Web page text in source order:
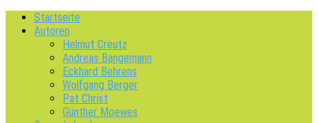
Startseite
Autoren
Helmut Creutz
Andreas Bangemann
Eckhard Behrens
Wolfgang Berger
Pat Christ
Günther Moewes